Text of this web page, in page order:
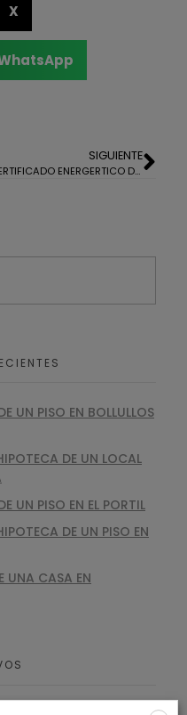
X
SIGUIENTE
CERTIFICADO ENERGERTICO DE UN CHALET EN PUNTA UMBRIA
UN PISO EN BOLLULLOS
DE UN LOCAL
UN PISO EN EL PORTIL
DE UN PISO EN
UNA CASA EN